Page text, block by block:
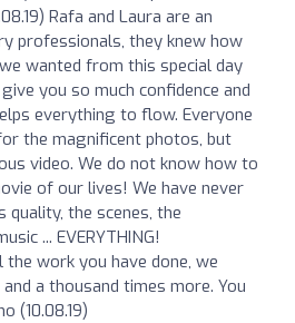
Rafa and Laura are an
professionals, they knew how
wanted from this special day
you so much confidence and
everything to flow. Everyone
the magnificent photos, but
video. We do not know how to
of our lives! We have never
quality, the scenes, the
... EVERYTHING!
work you have done, we
a thousand times more. You
(10.08.19)